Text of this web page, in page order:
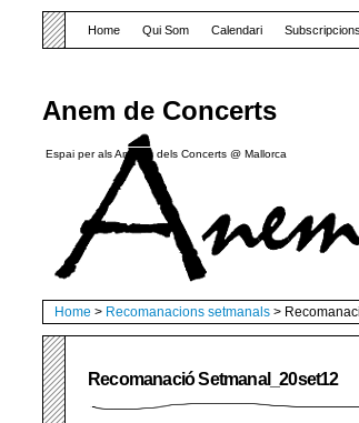
Anem de Concerts
Espai per als Amants dels Concerts @ Mallorca
Home Qui Som Calendari Subscripcions
Home > Recomanacions setmanals >
Recomanació Setmanal_20set12